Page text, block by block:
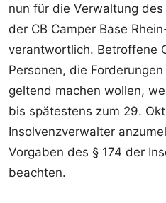
nun für die Verwaltung
der CB Camper Base
verantwortlich. Betroffene
Personen, die
geltend machen wollen,
bis spätestens zum 29.
Insolvenzverwalter
Vorgaben des § 174 der
beachten.